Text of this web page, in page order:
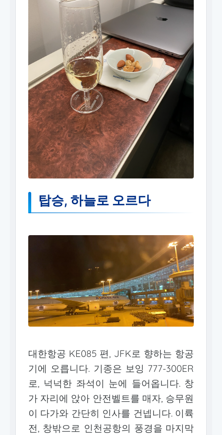
탑승, 하늘로 오르다
대한항공 KE085 편, JFK로 향하는 항공
기에 오릅니다. 기종은 보잉 777-300ER
로, 넉넉한 좌석이 눈에 들어옵니다. 창
가 자리에 앉아 안전벨트를 매자, 승무원
이 다가와 간단히 인사를 건넵니다. 이륙
전, 창밖으로 인천공항의 풍경을 마지막